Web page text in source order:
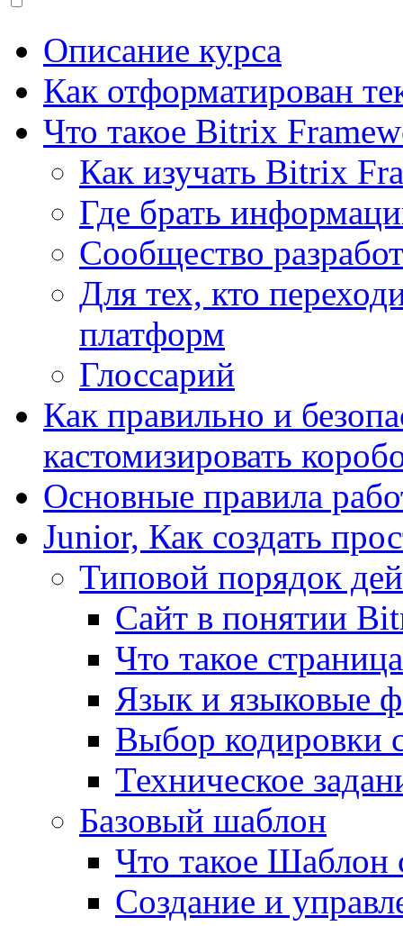
Описание курса
Как отформатирован
Что такое Bitrix
Как изучать Bitrix
Где брать
Сообщество
Для тех, кто
платформ
Глоссарий
Как правильно и
кастомизировать
Основные правила
Junior, Как создать
Типовой порядок
Сайт в понятии
Что такое страница
Язык и языковые
Выбор кодировки
Техническое
Базовый шаблон
Что такое Шаблон
Создание и